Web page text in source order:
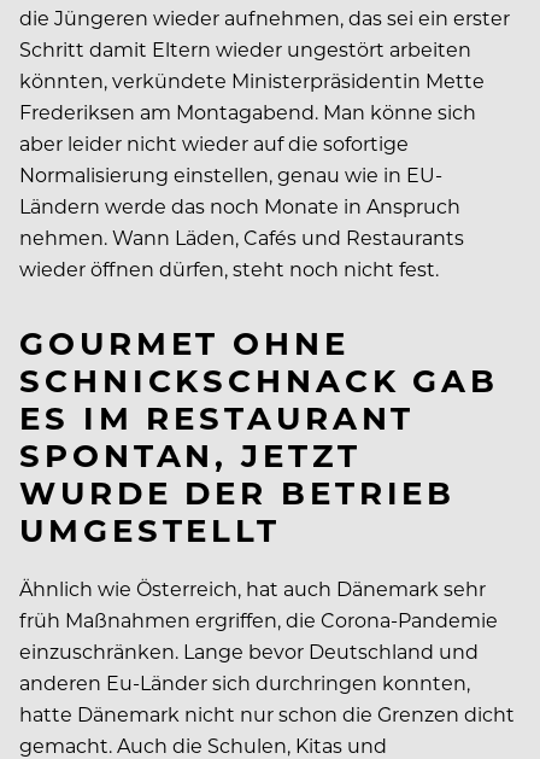
die Jüngeren wieder aufnehmen, das sei ein erster
Schritt damit Eltern wieder ungestört arbeiten
könnten, verkündete Ministerpräsidentin Mette
Frederiksen am Montagabend. Man könne sich
aber leider nicht wieder auf die sofortige
Normalisierung einstellen, genau wie in EU-
Ländern werde das noch Monate in Anspruch
nehmen. Wann Läden, Cafés und Restaurants
wieder öffnen dürfen, steht noch nicht fest.
GOURMET OHNE
SCHNICKSCHNACK GAB
ES IM RESTAURANT
SPONTAN, JETZT
WURDE DER BETRIEB
UMGESTELLT
Ähnlich wie Österreich, hat auch Dänemark sehr
früh Maßnahmen ergriffen, die Corona-Pandemie
einzuschränken. Lange bevor Deutschland und
anderen Eu-Länder sich durchringen konnten,
hatte Dänemark nicht nur schon die Grenzen dicht
gemacht. Auch die Schulen, Kitas und